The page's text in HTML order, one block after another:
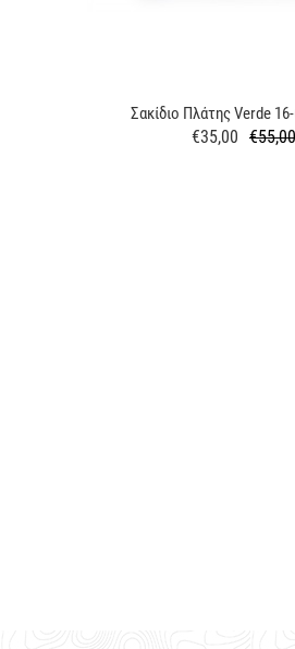
Σακίδιο Πλάτης Verde
€55,00
Τιμή
€35,00